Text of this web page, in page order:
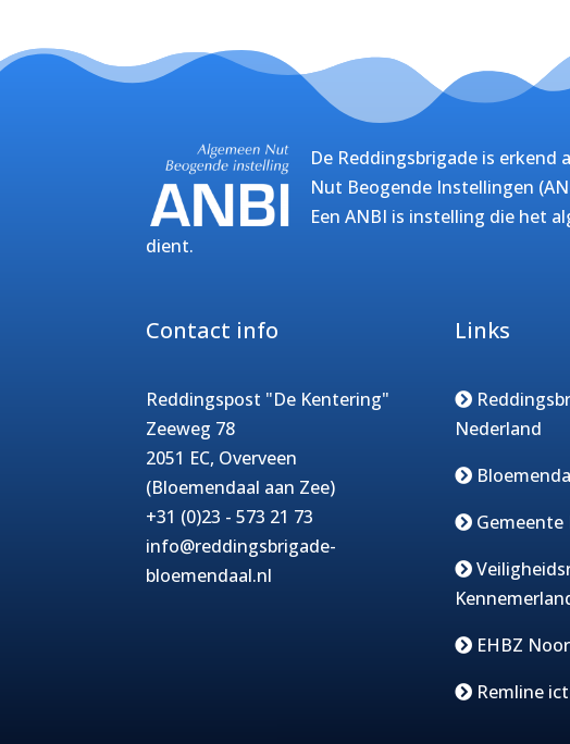
De Reddingsbrigade is erkend
Nut Beogende Instellingen
Een ANBI is instelling die het
dient.
Contact info
Reddingspost "De Kentering"
Zeeweg 78
2051 EC, Overveen
(Bloemendaal aan Zee)
+31 (0)23 - 573 21 73
info@reddingsbrigade-
bloemendaal.nl
Links
Nederland
Gemeente
EHBZ
Remline